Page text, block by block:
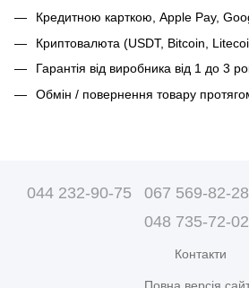
Кредитною карткою, Apple Pay,
Криптовалюта (USDT, Bitcoin,
Гарантія від виробника від 1 до 3
Обмін / повернення товару
044 232-90-75 067 569-82-28
048 735-72-02
Контакти